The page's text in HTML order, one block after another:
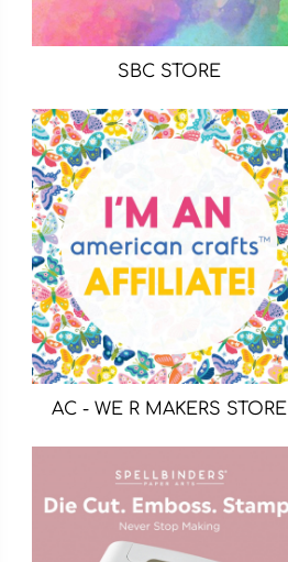
SBC STORE
AC - WE R MAKERS STORE